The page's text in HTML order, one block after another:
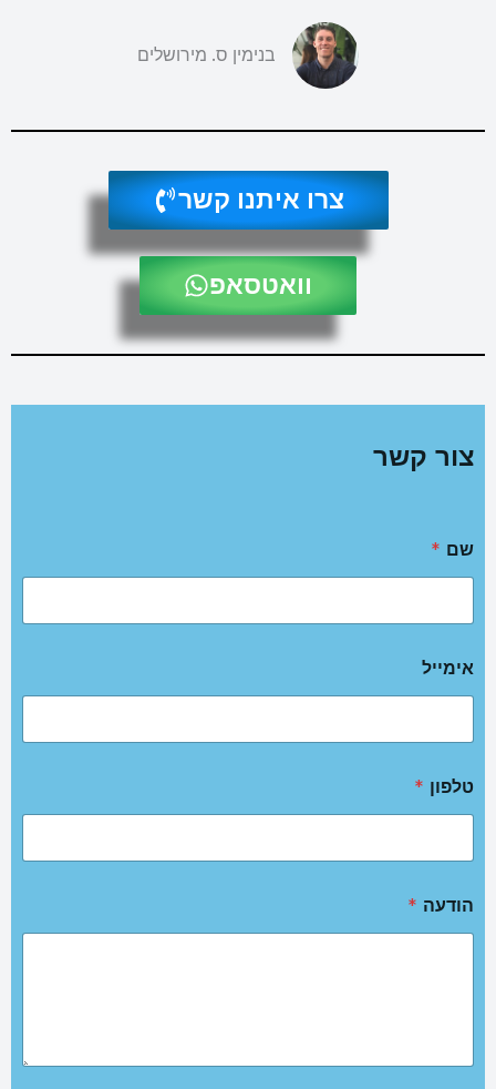
בנימין ס. מירושלים
צרו איתנו קשר
וואטסאפ
צור קשר
שם *
אימייל
טלפון *
הודעה *